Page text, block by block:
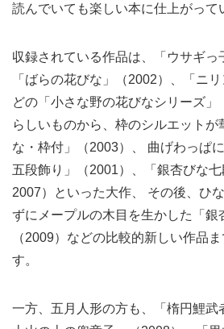
読んでいても楽しい本に仕上がって
収録されている作品は、「ウサギっ
「ばらの花びな」（2002）、「ニ
どの「小さな野の花びなシリーズ」
らしいものから、枠のシルエットが
な・枠付」（2003）、 曲げわっぱ
五段飾り」（2001）、「銀杏びな
2007）といった大作、 その後、ひ
ずにメープルの木目を生かした「銀
（2009）などの比較的新しい作品
す。
一方、五月人形の方も、「楕円鯉武